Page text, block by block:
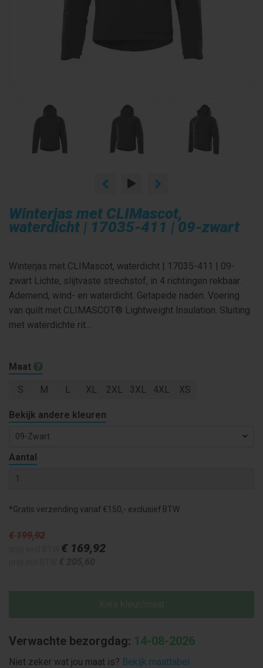
Winterjas met CLIMascot,
waterdicht | 17035-411 | 09-zwart
Winterjas met CLIMascot, waterdicht | 17035-411 | 09-
zwart Lichte, slijtvaste strechstof, in 4 richtingen rekbaar.
Ademend, wind- en waterdicht. Getapede naden. Voering
van quilt met CLIMASCOT® Lightweight Insulation. Sluiting
met waterdichte rit...
Maat
S M L XL 2XL 3XL 4XL XS
Bekijk andere kleuren
09-Zwart
Aantal
*Gratis verzending vanaf €150,- exclusief BTW
€ 199,92
€ 169,92
Verwachte bezorgdag: 14-08-2026
Niet zeker wat jou maat is? Bekijk maattabel